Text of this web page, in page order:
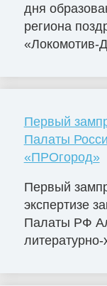
дня
региона
«Локомотив-
Первый
Палаты
«ПРОгород»
Первый
экспертизе
Палаты РФ